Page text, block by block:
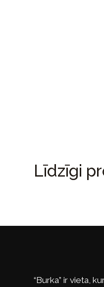
Līdzīgi
“Burka” ir vieta,